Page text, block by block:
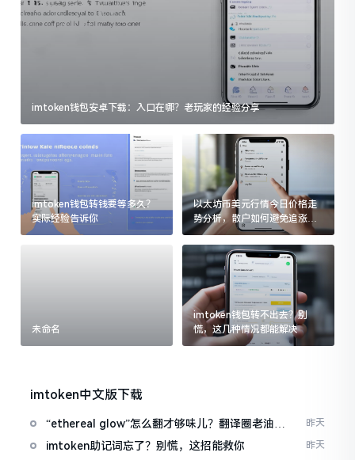
imtoken钱包安卓下载：入口在哪？老玩家的经验分享
imtoken钱包转钱要等多久？
实际经验告诉你
以太坊币美元行情今日价格走
势分析，散户如何避免追涨杀
跌被套牢
未命名
imtoken钱包转不出去？别
慌，这几种情况都能解决
imtoken中文版下载
“ethereal glow”怎么翻才够味儿？翻译圈老油条
的私房话
昨天
imtoken助记词忘了？别慌，这招能救你 昨天